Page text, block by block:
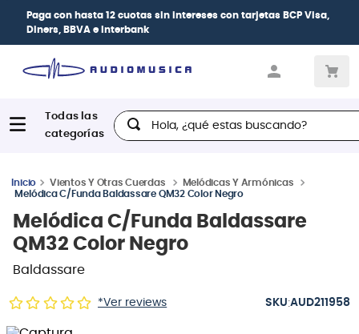
hasta 12 cuotas sin interesescon tarjetasBCP Visa,
BBVA e Interbank
Hola, ¿qué estas buscando?
Vientos Y Otras Cuerdas
Melódicas Y Armónicas
Melódica C/Funda Baldassare QM32 Color Negro
Melódica C/Funda Baldassare
QM32 Color Negro
Baldassare
*Ver reviews :AUD211958